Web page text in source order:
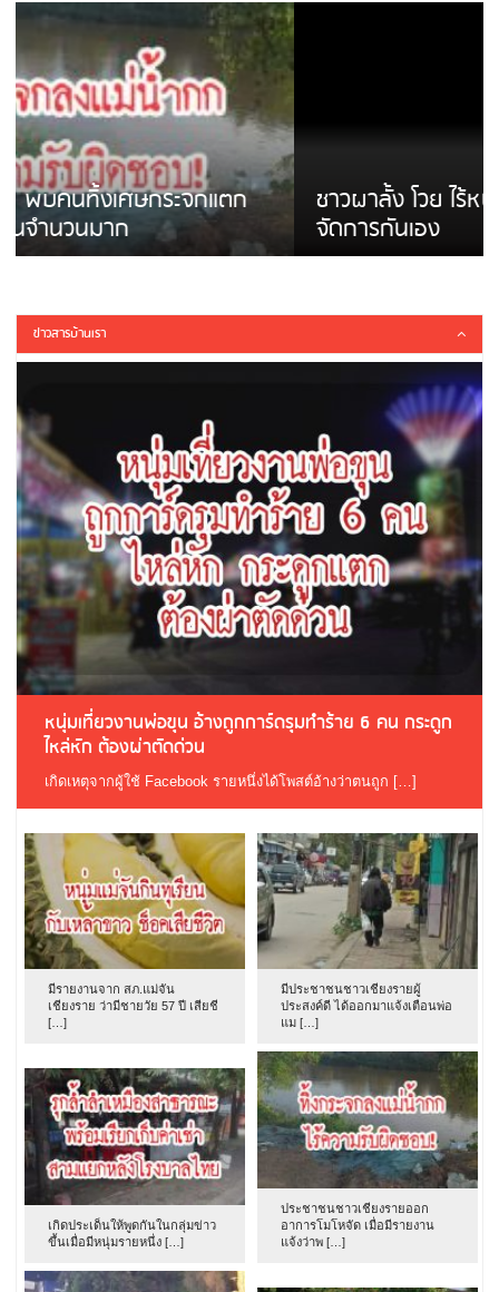
ชาวผาลั้ง โวย ไร้หน่วยงานดูแล ดินสไลด์ ต้อง
จัดการกันเอง
ข่าวสารบ้านเรา
หนุ่มเที่ยวงานพ่อขุน อ้างถูกการ์ดรุมทำร้าย 6 คน กระดูก
ไหล่หัก ต้องผ่าตัดด่วน
เกิดเหตุจากผู้ใช้ Facebook รายหนึ่งได้โพสต์อ้างว่าตนถูก […]
มีรายงานจาก สภ.แม่จัน
เชียงราย ว่ามีชายวัย 57 ปี เสียชี
[…]
มีประชาชนชาวเชียงรายผู้
ประสงค์ดี ได้ออกมาแจ้งเตือนพ่อ
แม […]
เกิดประเด็นให้พูดกันในกลุ่มข่าว
ขึ้นเมื่อมีหนุ่มรายหนึ่ง […]
ประชาชนชาวเชียงรายออก
อาการโมโหจัด เมื่อมีรายงาน
แจ้งว่าพ […]